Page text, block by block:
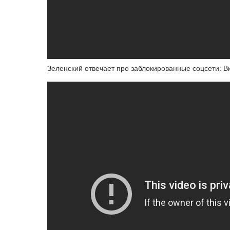
Зеленский отвечает про заблокированные соцсети: